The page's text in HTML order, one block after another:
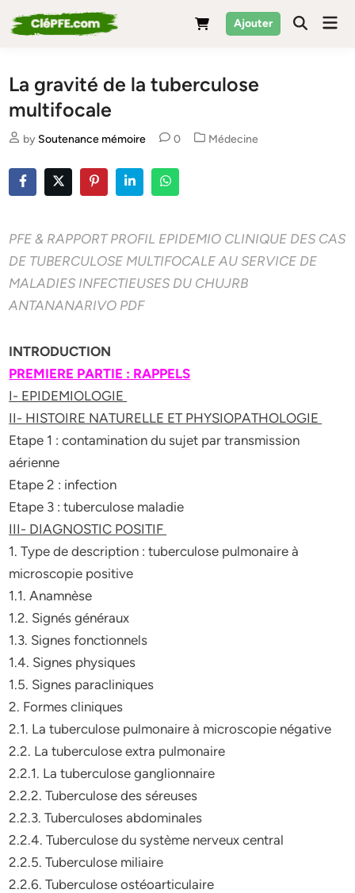
to
Ajouter
La gravité de la tuberculose
multifocale
by Soutenance mémoire 0
Posted
Médecine
PFE & RAPPORT PROFIL EPIDEMIO CLINIQUE DES CAS
DE TUBERCULOSE MULTIFOCALE AU SERVICE DE
MALADIES INFECTIEUSES DU CHUJRB
ANTANANARIVO PDF
INTRODUCTION
PREMIERE PARTIE : RAPPELS
I- EPIDEMIOLOGIE
II- HISTOIRE NATURELLE ET PHYSIOPATHOLOGIE
Etape 1 : contamination du sujet par transmission
aérienne
Etape 2 : infection
Etape 3 : tuberculose maladie
III- DIAGNOSTIC POSITIF
1. Type de description : tuberculose pulmonaire à
microscopie positive
1.1. Anamnèse
1.2. Signés généraux
1.3. Signes fonctionnels
1.4. Signes physiques
1.5. Signes paracliniques
2. Formes cliniques
2.1. La tuberculose pulmonaire à microscopie négative
2.2. La tuberculose extra pulmonaire
2.2.1. La tuberculose ganglionnaire
2.2.2. Tuberculose des séreuses
2.2.3. Tuberculoses abdominales
2.2.4. Tuberculose du système nerveux central
2.2.5. Tuberculose miliaire
2.2.6. Tuberculose ostéoarticulaire